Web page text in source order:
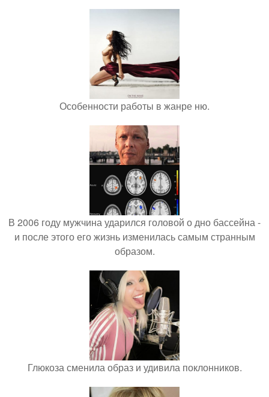
Особенности работы в жанре ню.
В 2006 году мужчина ударился головой о дно бассейна -
и после этого его жизнь изменилась самым странным
образом.
Глюкоза сменила образ и удивила поклонников.